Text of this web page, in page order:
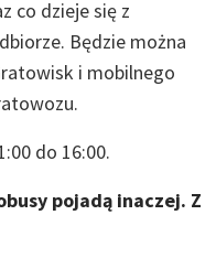
co dzieje się z
Będzie można
i mobilnego
do 16:00.
pojadą inaczej. Z